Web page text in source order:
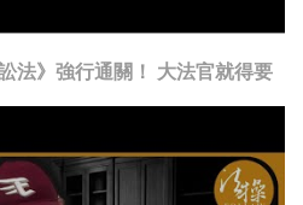
法》強行通關！ 大法官就得要